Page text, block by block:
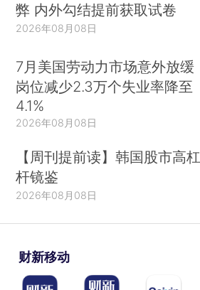
弊 内外勾结提前获取试卷
2026年08月08日
7月美国劳动力市场意外放缓
岗位减少2.3万个失业率降至
4.1%
2026年08月08日
【周刊提前读】韩国股市高杠
杆镜鉴
2026年08月08日
财新移动